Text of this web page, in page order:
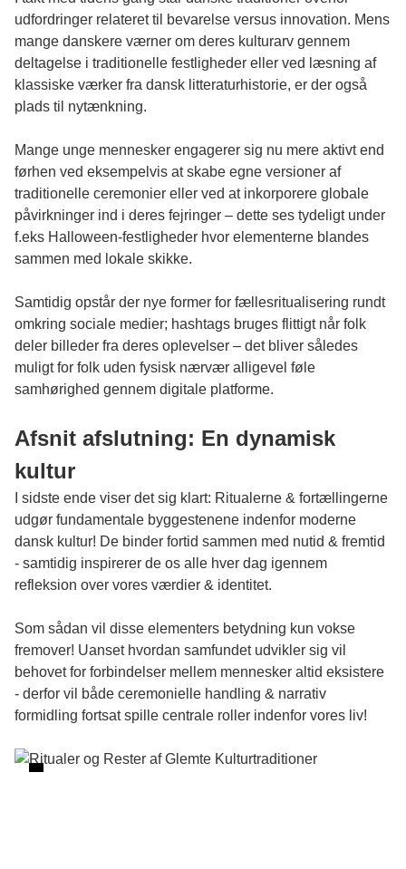
udfordringer relateret til bevarelse versus innovation. Mens
mange danskere værner om deres kulturarv gennem
deltagelse i traditionelle festligheder eller ved læsning af
klassiske værker fra dansk litteraturhistorie, er der også
plads til nytænkning.
Mange unge mennesker engagerer sig nu mere aktivt end
førhen ved eksempelvis at skabe egne versioner af
traditionelle ceremonier eller ved at inkorporere globale
påvirkninger ind i deres fejringer – dette ses tydeligt under
f.eks Halloween-festligheder hvor elementerne blandes
sammen med lokale skikke.
Samtidig opstår der nye former for fællesritualisering rundt
omkring sociale medier; hashtags bruges flittigt når folk
deler billeder fra deres oplevelser – det bliver således
muligt for folk uden fysisk nærvær alligevel føle
samhørighed gennem digitale platforme.
Afsnit afslutning: En dynamisk
kultur
I sidste ende viser det sig klart: Ritualerne & fortællingerne
udgør fundamentale byggestenene indenfor moderne
dansk kultur! De binder fortid sammen med nutid & fremtid
- samtidig inspirerer de os alle hver dag igennem
refleksion over vores værdier & identitet.
Som sådan vil disse elementers betydning kun vokse
fremover! Uanset hvordan samfundet udvikler sig vil
behovet for forbindelser mellem mennesker altid eksistere
- derfor vil både ceremonielle handling & narrativ
formidling fortsat spille centrale roller indenfor vores liv!